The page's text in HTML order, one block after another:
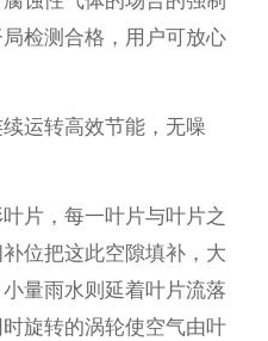
检测合格，用户可放心
运转高效节能，无噪
片，每一叶片与叶片之
位把这此空隙填补，大
量雨水则延着叶片流落
旋转的涡轮使空气由叶